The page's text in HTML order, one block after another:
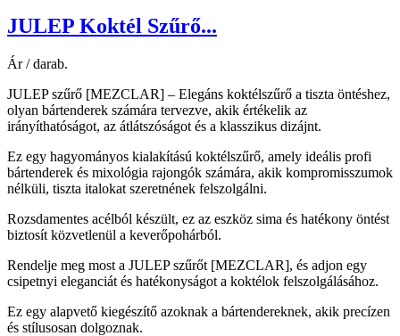
JULEP Koktél Szűrő...
Ár / darab.
JULEP szűrő [MEZCLAR] – Elegáns koktélszűrő a tiszta öntéshez,
olyan bártenderek számára tervezve, akik értékelik az
irányíthatóságot, az átlátszóságot és a klasszikus dizájnt.
Ez egy hagyományos kialakítású koktélszűrő, amely ideális profi
bártenderek és mixológia rajongók számára, akik kompromisszumok
nélküli, tiszta italokat szeretnének felszolgálni.
Rozsdamentes acélból készült, ez az eszköz sima és hatékony öntést
biztosít közvetlenül a keverőpohárból.
Rendelje meg most a JULEP szűrőt [MEZCLAR], és adjon egy
csipetnyi eleganciát és hatékonyságot a koktélok felszolgálásához.
Ez egy alapvető kiegészítő azoknak a bártendereknek, akik precízen
és stílusosan dolgoznak.